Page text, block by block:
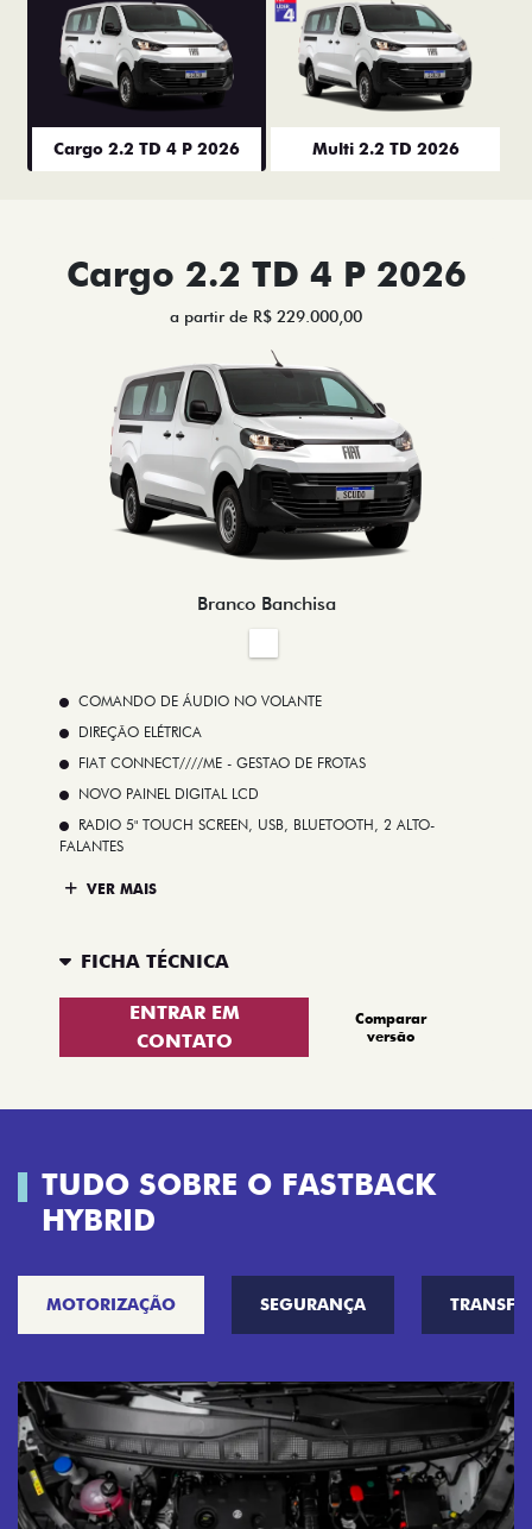
Cargo 2.2 TD 4 P 2026 Multi 2.2 TD 2026
Cargo 2.2 TD 4 P 2026
a partir de R$ 229.000,00
Branco Banchisa
COMANDO DE ÁUDIO NO VOLANTE
DIREÇÃO ELÉTRICA
FIAT CONNECT////ME - GESTAO DE FROTAS
NOVO PAINEL DIGITAL LCD
RADIO 5" TOUCH SCREEN, USB, BLUETOOTH, 2 ALTO-
FALANTES
VER MAIS
FICHA TÉCNICA
ENTRAR EM
CONTATO
Comparar
versão
TUDO SOBRE O FASTBACK
HYBRID
MOTORIZAÇÃO SEGURANÇA